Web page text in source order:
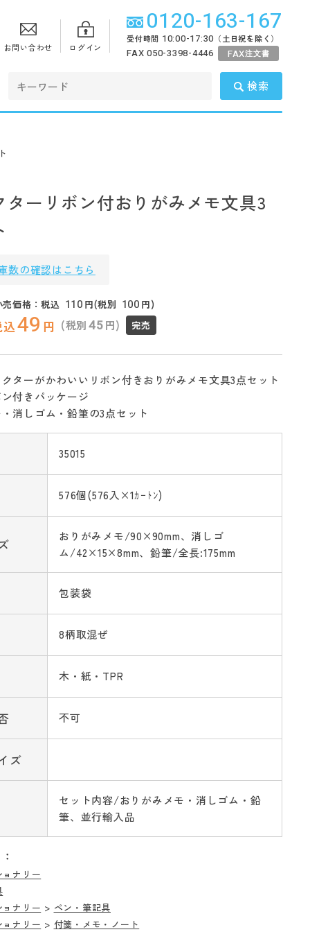
お問い合わせ ログイン
0120-163-167
受付時間 10:00-17:30 （土日祝を除く）
FAX 050-3398-4446 FAX注文書
検索
ターリボン付おりがみメモ文具3
数の確認はこちら
価格：税込 110 円(税別 100 円)
込49 円 (税別45円) 完売
ターがかわいいリボン付きおりがみメモ文具3点セット
付きパッケージ
消しゴム・鉛筆の3点セット
35015
576個(576入×1ｶｰﾄﾝ)
おりがみメモ/90×90mm、消しゴ
ム/42×15×8mm、鉛筆/全長:175mm
包装袋
8柄取混ぜ
木・紙・TPR
不可
ズ
セット内容/おりがみメモ・消しゴム・鉛
筆、並行輸入品
ナリー
ナリー > ペン・筆記具
ナリー > 付箋・メモ・ノート